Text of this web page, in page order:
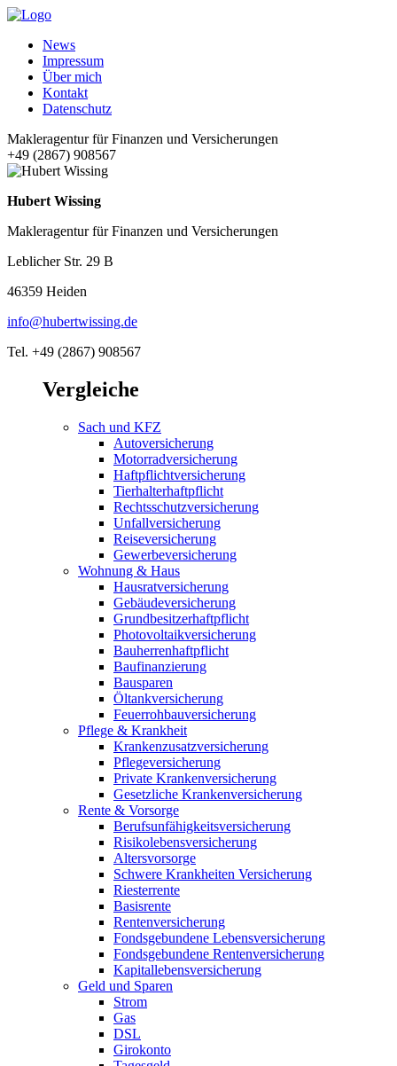
News
Impressum
Über mich
Kontakt
Datenschutz
Makleragentur für Finanzen und Versicherungen
+49 (2867) 908567
Hubert Wissing
Makleragentur für Finanzen und Versicherungen
Leblicher Str. 29 B
46359 Heiden
info@hubertwissing.de
Tel. +49 (2867) 908567
Vergleiche
Sach und KFZ
Autoversicherung
Motorradversicherung
Haftpflichtversicherung
Tierhalterhaftpflicht
Rechtsschutzversicherung
Unfallversicherung
Reiseversicherung
Gewerbeversicherung
Wohnung & Haus
Hausratversicherung
Gebäudeversicherung
Grundbesitzerhaftpflicht
Photovoltaikversicherung
Bauherrenhaftpflicht
Baufinanzierung
Bausparen
Öltankversicherung
Feuerrohbauversicherung
Pflege & Krankheit
Krankenzusatzversicherung
Pflegeversicherung
Private Krankenversicherung
Gesetzliche Krankenversicherung
Rente & Vorsorge
Berufs­unfähigkeitsversicherung
Risikolebensversicherung
Altersvorsorge
Schwere Krankheiten Versicherung
Riesterrente
Basisrente
Rentenversicherung
Fondsgebundene Lebensversicherung
Fondsgebundene Rentenversicherung
Kapitallebensversicherung
Geld und Sparen
Strom
Gas
DSL
Girokonto